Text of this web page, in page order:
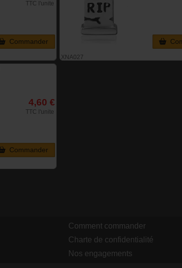
TTC l'unite
Commander
XNA027
4,60 €
TTC l'unite
Commander
Comment commander
Charte de confidentialité
Nos engagements